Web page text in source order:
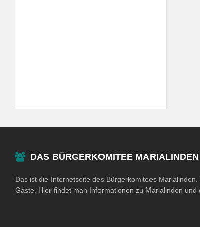
DAS BÜRGERKOMITEE MARIALINDEN
Das ist die Internetseite des Bürgerkomitees
Gäste. Hier findet man Informationen zu Marialinden und